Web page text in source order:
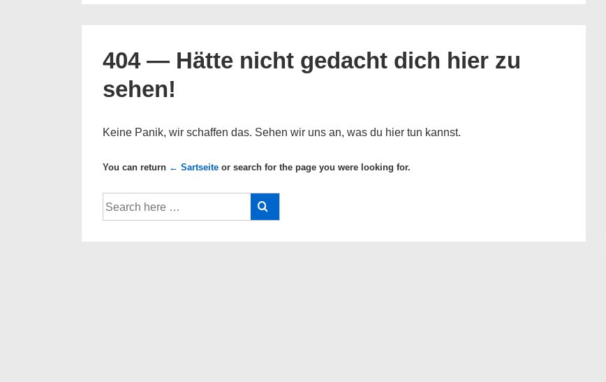
404 — Hätte nicht gedacht dich hier zu
sehen!
Keine Panik, wir schaffen das. Sehen wir uns an, was du hier tun kannst.
You can return ← Sartseite or search for the page you were looking for.
Suche
nach: